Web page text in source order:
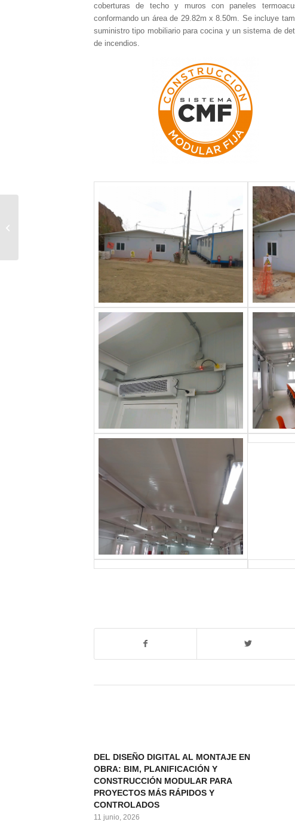
coberturas de techo y muros con paneles
conformando un área de 29.82m x 8.50m. Se incluye
suministro tipo mobiliario para cocina y un sistema de
de incendios.
DEL DISEÑO DIGITAL AL MONTAJE EN
OBRA: BIM, PLANIFICACIÓN Y
CONSTRUCCIÓN MODULAR PARA
PROYECTOS MÁS RÁPIDOS Y
CONTROLADOS
11 junio, 2026
CONJUNTO MODULAR